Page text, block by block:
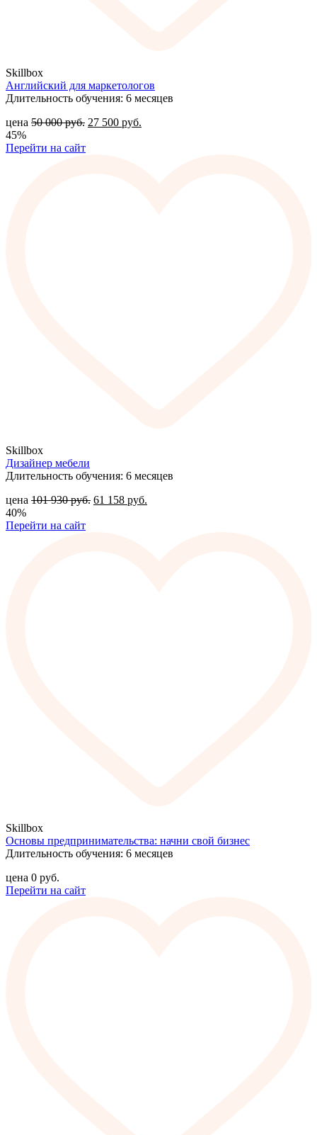
Skillbox
Английский для маркетологов
Длительность обучения: 6 месяцев
цена 50 000руб. 27 500 руб.
45%
Перейти на сайт
Skillbox
Дизайнер мебели
Длительность обучения: 6 месяцев
цена 101 930руб. 61 158 руб.
40%
Перейти на сайт
Skillbox
Основы предпринимательства: начни свой бизнес
Длительность обучения: 6 месяцев
цена 0 руб.
Перейти на сайт